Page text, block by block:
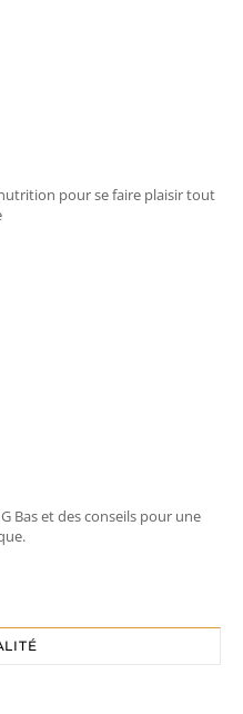
pour se faire plaisir tout
Bas et des conseils pour une